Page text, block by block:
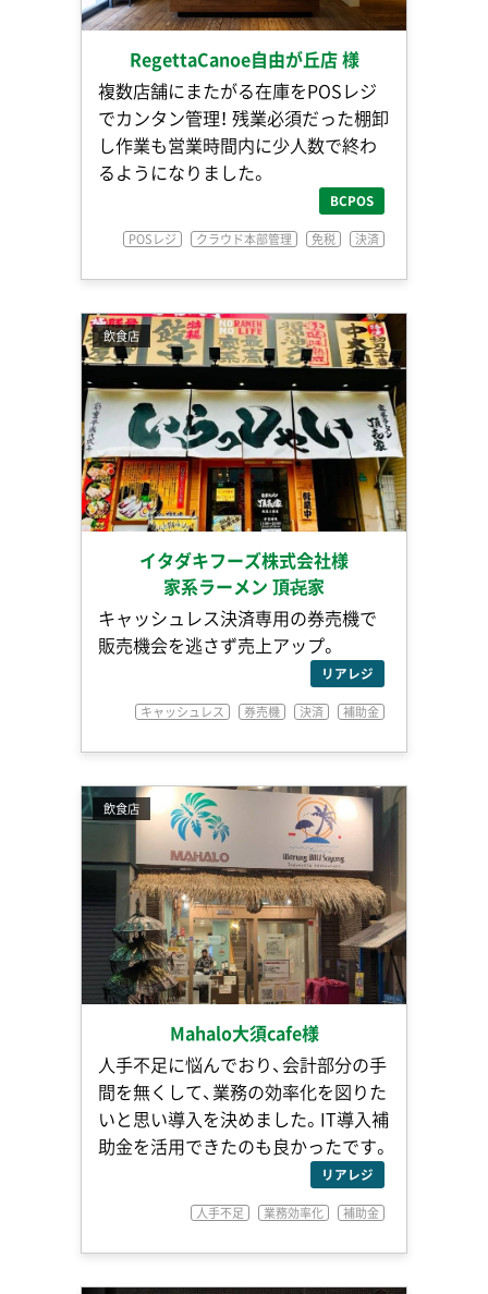
RegettaCanoe自由が丘店 様
複数店舗にまたがる在庫をPOSレジ
でカンタン管理！ 残業必須だった棚卸
し作業も営業時間内に少人数で終わ
るようになりました。
BCPOS
POSレジ クラウド本部管理 免税 決済
飲食店
イタダキフーズ株式会社様
家系ラーメン 頂㐂家
キャッシュレス決済専用の券売機で
販売機会を逃さず売上アップ。
リアレジ
キャッシュレス 券売機 決済 補助金
飲食店
Mahalo大須cafe様
人手不足に悩んでおり、会計部分の手
間を無くして、業務の効率化を図りた
いと思い導入を決めました。IT導入補
助金を活用できたのも良かったです。
リアレジ
人手不足 業務効率化 補助金